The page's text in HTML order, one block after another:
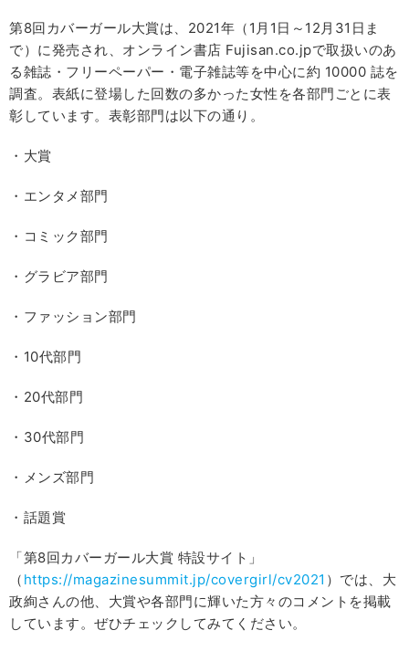
第8回カバーガール大賞は、2021年（1月1日～12月31日ま
で）に発売され、オンライン書店 Fujisan.co.jpで取扱いのあ
る雑誌・フリーペーパー・電子雑誌等を中心に約 10000 誌を
調査。表紙に登場した回数の多かった女性を各部門ごとに表
彰しています。表彰部門は以下の通り。
・大賞
・エンタメ部門
・コミック部門
・グラビア部門
・ファッション部門
・10代部門
・20代部門
・30代部門
・メンズ部門
・話題賞
「第8回カバーガール大賞 特設サイト」
（ https://magazinesummit.jp/covergirl/cv2021 ）では、大
政絢さんの他、大賞や各部門に輝いた方々のコメントを掲載
しています。ぜひチェックしてみてください。